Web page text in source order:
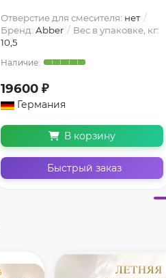
Отверстие для смесителя: нет
Бренд: Abber
Вес в упаковке, кг:
10,5
19600 ₽
Германия
В корзину
Быстрый заказ